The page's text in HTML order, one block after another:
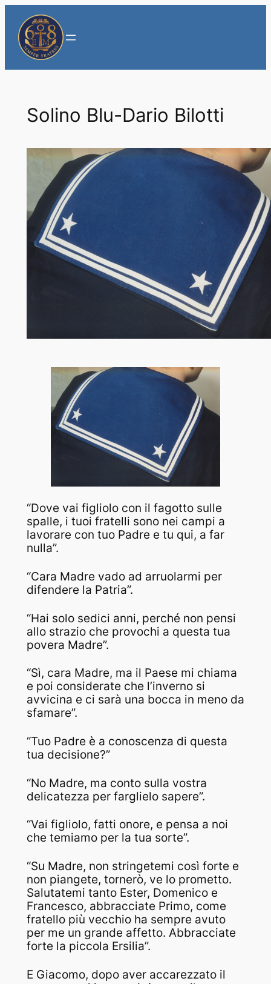
contenuto
Solino Blu-Dario Bilotti
“Dove vai figliolo con il fagotto sulle
spalle, i tuoi fratelli sono nei campi a
lavorare con tuo Padre e tu qui, a far
nulla”.
“Cara Madre vado ad arruolarmi per
difendere la Patria”.
“Hai solo sedici anni, perché non pensi
allo strazio che provochi a questa tua
povera Madre”.
“Sì, cara Madre, ma il Paese mi chiama
e poi considerate che l’inverno si
avvicina e ci sarà una bocca in meno da
sfamare”.
“Tuo Padre è a conoscenza di questa
tua decisione?”
“No Madre, ma conto sulla vostra
delicatezza per farglielo sapere”.
“Vai figliolo, fatti onore, e pensa a noi
che temiamo per la tua sorte”.
“Su Madre, non stringetemi così forte e
non piangete, tornerò, ve lo prometto.
Salutatemi tanto Ester, Domenico e
Francesco, abbracciate Primo, come
fratello più vecchio ha sempre avuto
per me un grande affetto. Abbracciate
forte la piccola Ersilia”.
E Giacomo, dopo aver accarezzato il